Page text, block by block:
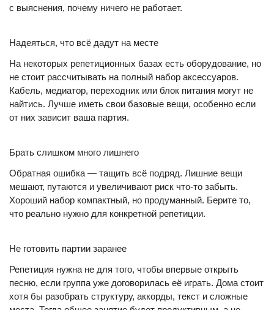
с выяснения, почему ничего не работает.
Надеяться, что всё дадут на месте
На некоторых репетиционных базах есть оборудование, но
не стоит рассчитывать на полный набор аксессуаров.
Кабель, медиатор, переходник или блок питания могут не
найтись. Лучше иметь свои базовые вещи, особенно если
от них зависит ваша партия.
Брать слишком много лишнего
Обратная ошибка — тащить всё подряд. Лишние вещи
мешают, путаются и увеличивают риск что-то забыть.
Хороший набор компактный, но продуманный. Берите то,
что реально нужно для конкретной репетиции.
Не готовить партии заранее
Репетиция нужна не для того, чтобы впервые открыть
песню, если группа уже договорилась её играть. Дома стоит
хотя бы разобрать структуру, аккорды, текст и сложные